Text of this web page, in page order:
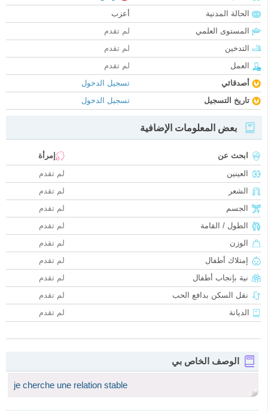
الحالة المدنية
أعزب
المستوى العلمي
لم تقدم
التدخين
لم تقدم
العمل
لم تقدم
أصدقائي
تسجيل الدخول
تاريخ التسجيل
تسجيل الدخول
بعض المعلومات الإضافية
ابحث عن
إمرأة
العينين
لم تقدم
الشعر
لم تقدم
الجسم
لم تقدم
الطول / القامة
لم تقدم
الوزن
لم تقدم
إمتلاك أطفال
لم تقدم
نية بإنجاب أطفال
لم تقدم
نقل السكن بدافع الحب
لم تقدم
الديانة
لم تقدم
الوصف الخاص بي
je cherche une relation stable